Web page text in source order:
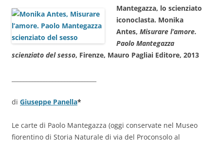
Mantegazza, lo scienziato
iconoclasta. Monika
Antes, Misurare l’amore.
Paolo Mantegazza
scienziato del sesso, Firenze, Mauro Pagliai Editore, 2013
di Giuseppe Panella*
Le carte di Paolo Mantegazza (oggi conservate nel Museo
fiorentino di Storia Naturale di via del Proconsolo al